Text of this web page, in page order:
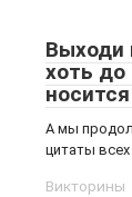
Выходи
хоть до
А мы
цитаты
Викторины